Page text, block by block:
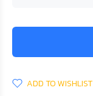
ADD TO WISHLIST